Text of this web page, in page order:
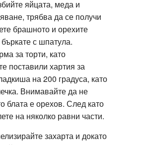
яйцата, меда и
трябва да се получи
брашното и орехите
с шпатула.
за торти, като
поставили хартия за
на 200 градуса, като
Внимавайте да не
блата е орехов. След като
на няколко равни части.
захарта и докато